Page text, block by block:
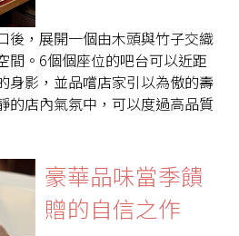
後，展開一個由木頭與竹子交織
間。6個個座位的吧台可以近距
身影，並品嚐店家引以為傲的壽
的店內氣氛中，可以度過高品質
豪華品味當季饋
贈的自信之作